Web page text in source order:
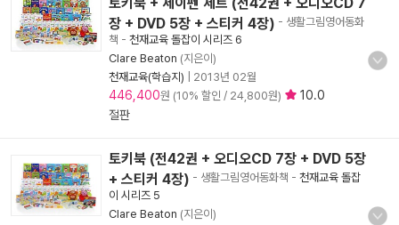
장 + DVD 5장 + 스티커 4장) - 생활그림영어동화
책 - 천재교육 돌잡이 시리즈 6
Clare Beaton (지은이)
천재교육(학습지)
2013년 02월
446,400원 (10% 할인 / 24,800원)
10.0
절판
토키북 (전42권 + 오디오CD 7장 + DVD 5장
+ 스티커 4장) - 생활그림영어동화책 - 천재교육 돌잡
이 시리즈 5
Clare Beaton (지은이)